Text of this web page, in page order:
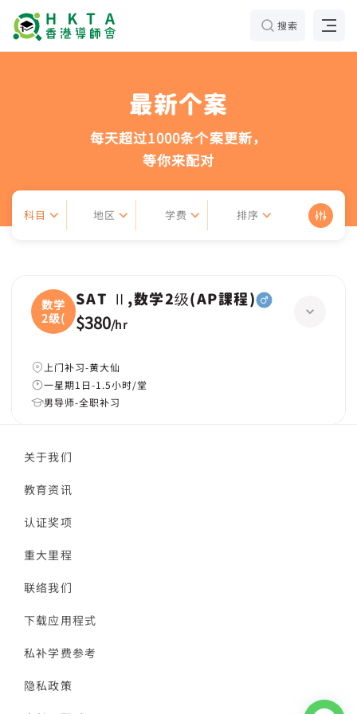
搜索
最新个案
每天超过1000条个案更新，
等你来配对
科目 地区 学费 排序
数学
2级(
SAT Ⅱ,数学2级(AP課程)
$380/hr
上门补习-黄大仙
一星期1日-1.5小时/堂
男导师-全职补习
关于我们
教育资讯
认证奖项
重大里程
联络我们
下载应用程式
私补学费参考
隐私政策